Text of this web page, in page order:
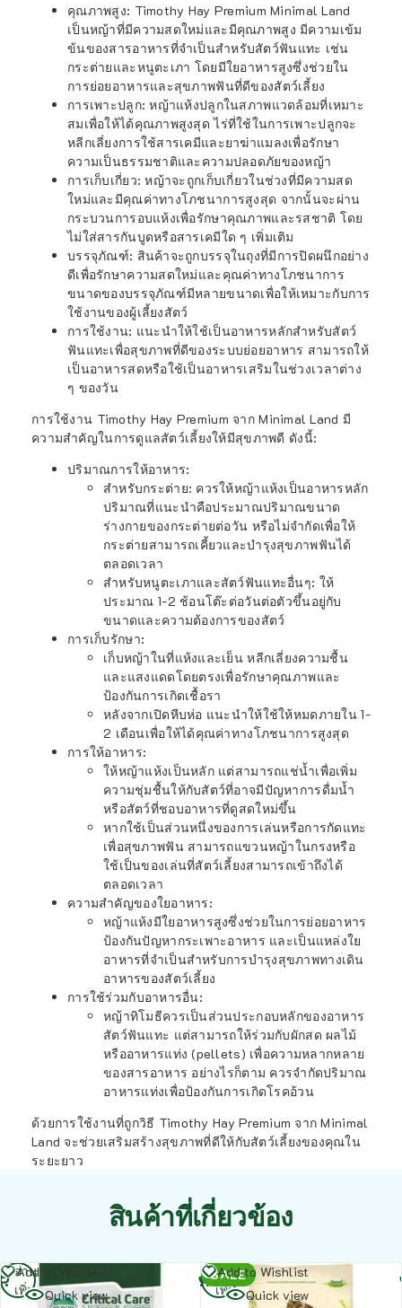
คุณภาพสูง: Timothy Hay Premium Minimal Land
เป็นหญ้าที่มีความสดใหม่และมีคุณภาพสูง มีความเข้ม
ข้นของสารอาหารที่จำเป็นสำหรับสัตว์ฟันแทะ เช่น
กระต่ายและหนูตะเภา โดยมีใยอาหารสูงซึ่งช่วยใน
การย่อยอาหารและสุขภาพฟันที่ดีของสัตว์เลี้ยง
การเพาะปลูก: หญ้าแห้งปลูกในสภาพแวดล้อมที่เหมาะ
สมเพื่อให้ได้คุณภาพสูงสุด ไร่ที่ใช้ในการเพาะปลูกจะ
หลีกเลี่ยงการใช้สารเคมีและยาฆ่าแมลงเพื่อรักษา
ความเป็นธรรมชาติและความปลอดภัยของหญ้า
การเก็บเกี่ยว: หญ้าจะถูกเก็บเกี่ยวในช่วงที่มีความสด
ใหม่และมีคุณค่าทางโภชนาการสูงสุด จากนั้นจะผ่าน
กระบวนการอบแห้งเพื่อรักษาคุณภาพและรสชาติ โดย
ไม่ใส่สารกันบูดหรือสารเคมีใด ๆ เพิ่มเติม
บรรจุภัณฑ์: สินค้าจะถูกบรรจุในถุงที่มีการปิดผนึกอย่าง
ดีเพื่อรักษาความสดใหม่และคุณค่าทางโภชนาการ
ขนาดของบรรจุภัณฑ์มีหลายขนาดเพื่อให้เหมาะกับการ
ใช้งานของผู้เลี้ยงสัตว์
การใช้งาน: แนะนำให้ใช้เป็นอาหารหลักสำหรับสัตว์
ฟันแทะเพื่อสุขภาพที่ดีของระบบย่อยอาหาร สามารถให้
เป็นอาหารสดหรือใช้เป็นอาหารเสริมในช่วงเวลาต่าง
ๆ ของวัน
การใช้งาน Timothy Hay Premium จาก Minimal Land มี
ความสำคัญในการดูแลสัตว์เลี้ยงให้มีสุขภาพดี ดังนี้:
ปริมาณการให้อาหาร:
สำหรับกระต่าย: ควรให้หญ้าแห้งเป็นอาหารหลัก
ปริมาณที่แนะนำคือประมาณปริมาณขนาด
ร่างกายของกระต่ายต่อวัน หรือไม่จำกัดเพื่อให้
กระต่ายสามารถเคี้ยวและบำรุงสุขภาพฟันได้
ตลอดเวลา
สำหรับหนูตะเภาและสัตว์ฟันแทะอื่นๆ: ให้
ประมาณ 1-2 ช้อนโต๊ะต่อวันต่อตัวขึ้นอยู่กับ
ขนาดและความต้องการของสัตว์
การเก็บรักษา:
เก็บหญ้าในที่แห้งและเย็น หลีกเลี่ยงความชื้น
และแสงแดดโดยตรงเพื่อรักษาคุณภาพและ
ป้องกันการเกิดเชื้อรา
หลังจากเปิดหีบห่อ แนะนำให้ใช้ให้หมดภายใน 1-
2 เดือนเพื่อให้ได้คุณค่าทางโภชนาการสูงสุด
การให้อาหาร:
ให้หญ้าแห้งเป็นหลัก แต่สามารถแช่น้ำเพื่อเพิ่ม
ความชุ่มชื้นให้กับสัตว์ที่อาจมีปัญหาการดื่มน้ำ
หรือสัตว์ที่ชอบอาหารที่ดูสดใหม่ขึ้น
หากใช้เป็นส่วนหนึ่งของการเล่นหรือการกัดแทะ
เพื่อสุขภาพฟัน สามารถแขวนหญ้าในกรงหรือ
ใช้เป็นของเล่นที่สัตว์เลี้ยงสามารถเข้าถึงได้
ตลอดเวลา
ความสำคัญของใยอาหาร:
หญ้าแห้งมีใยอาหารสูงซึ่งช่วยในการย่อยอาหาร
ป้องกันปัญหากระเพาะอาหาร และเป็นแหล่งใย
อาหารที่จำเป็นสำหรับการบำรุงสุขภาพทางเดิน
อาหารของสัตว์เลี้ยง
การใช้ร่วมกับอาหารอื่น:
หญ้าทิโมธีควรเป็นส่วนประกอบหลักของอาหาร
สัตว์ฟันแทะ แต่สามารถให้ร่วมกับผักสด ผลไม้
หรืออาหารแท่ง (pellets) เพื่อความหลากหลาย
ของสารอาหาร อย่างไรก็ตาม ควรจำกัดปริมาณ
อาหารแท่งเพื่อป้องกันการเกิดโรคอ้วน
ด้วยการใช้งานที่ถูกวิธี Timothy Hay Premium จาก Minimal
Land จะช่วยเสริมสร้างสุขภาพที่ดีให้กับสัตว์เลี้ยงของคุณใน
ระยะยาว
สินค้าที่เกี่ยวข้อง
Add to Wishlist
Quick view
อ่าน
เพิ่ม
SALE
Add to Wishlist
Quick view
อ่าน
เพิ่ม